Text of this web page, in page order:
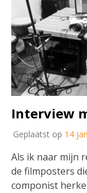
Interview
Geplaatst op 14
Als ik naar mijn
de filmposters
componist